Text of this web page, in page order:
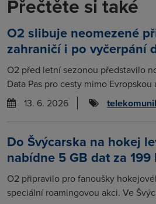
Přečtěte si také
O2 slibuje neomezené
zahraničí i po vyčerpání
O2 před letní sezonou představilo
Data Pas pro cesty mimo
13. 6. 2026
Do Švýcarska na hokej
nabídne 5 GB dat za 199
O2 připravilo pro fanoušky
speciální roamingovou akci. Ve